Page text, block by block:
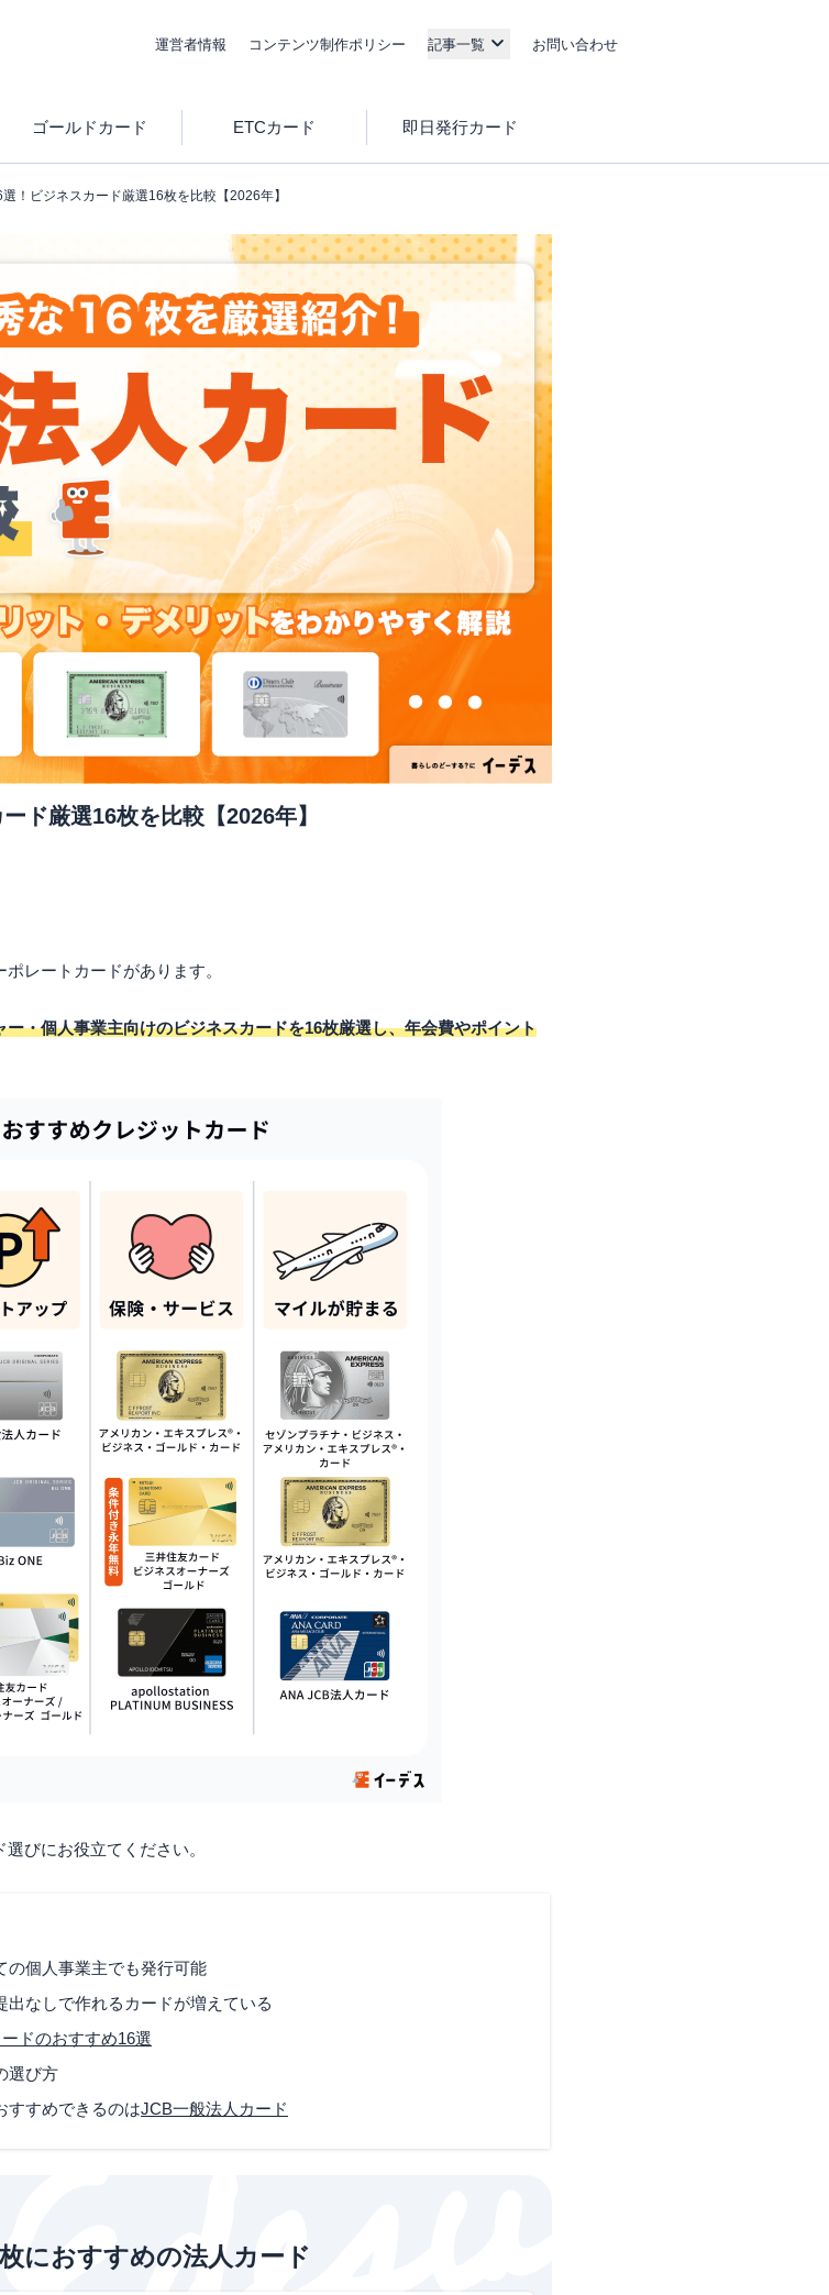
運営者情報 コンテンツ制作ポリシー 記事一覧 お問い合わせ
ゴールドカード ETCカード 即日発行カード
！ビジネスカード厳選16枚を比較【2026年】
ド厳選16枚を比較【2026年】
レートカードがあります。
・個人事業主向けのビジネスカードを16枚厳選し、年会費やポイント
びにお役立てください。
の個人事業主でも発行可能
なしで作れるカードが増えている
ドのおすすめ16選
選び方
すすめできるのはJCB一般法人カード
におすすめの法人カード